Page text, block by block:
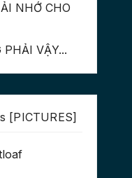
NHỚ CHO
VẬY...
[PICTURES]